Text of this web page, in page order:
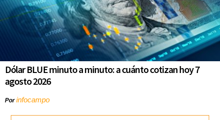
Dólar BLUE minuto a minuto: a cuánto cotizan hoy 7
agosto 2026
Porinfocampo